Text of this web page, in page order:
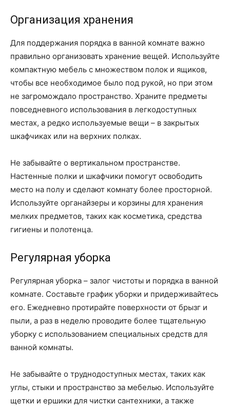
Организация хранения
Для поддержания порядка в ванной комнате важно
правильно организовать хранение вещей. Используйте
компактную мебель с множеством полок и ящиков,
чтобы все необходимое было под рукой, но при этом
не загромождало пространство. Храните предметы
повседневного использования в легкодоступных
местах, а редко используемые вещи – в закрытых
шкафчиках или на верхних полках.
Не забывайте о вертикальном пространстве.
Настенные полки и шкафчики помогут освободить
место на полу и сделают комнату более просторной.
Используйте органайзеры и корзины для хранения
мелких предметов, таких как косметика, средства
гигиены и полотенца.
Регулярная уборка
Регулярная уборка – залог чистоты и порядка в ванной
комнате. Составьте график уборки и придерживайтесь
его. Ежедневно протирайте поверхности от брызг и
пыли, а раз в неделю проводите более тщательную
уборку с использованием специальных средств для
ванной комнаты.
Не забывайте о труднодоступных местах, таких как
углы, стыки и пространство за мебелью. Используйте
щетки и ершики для чистки сантехники, а также